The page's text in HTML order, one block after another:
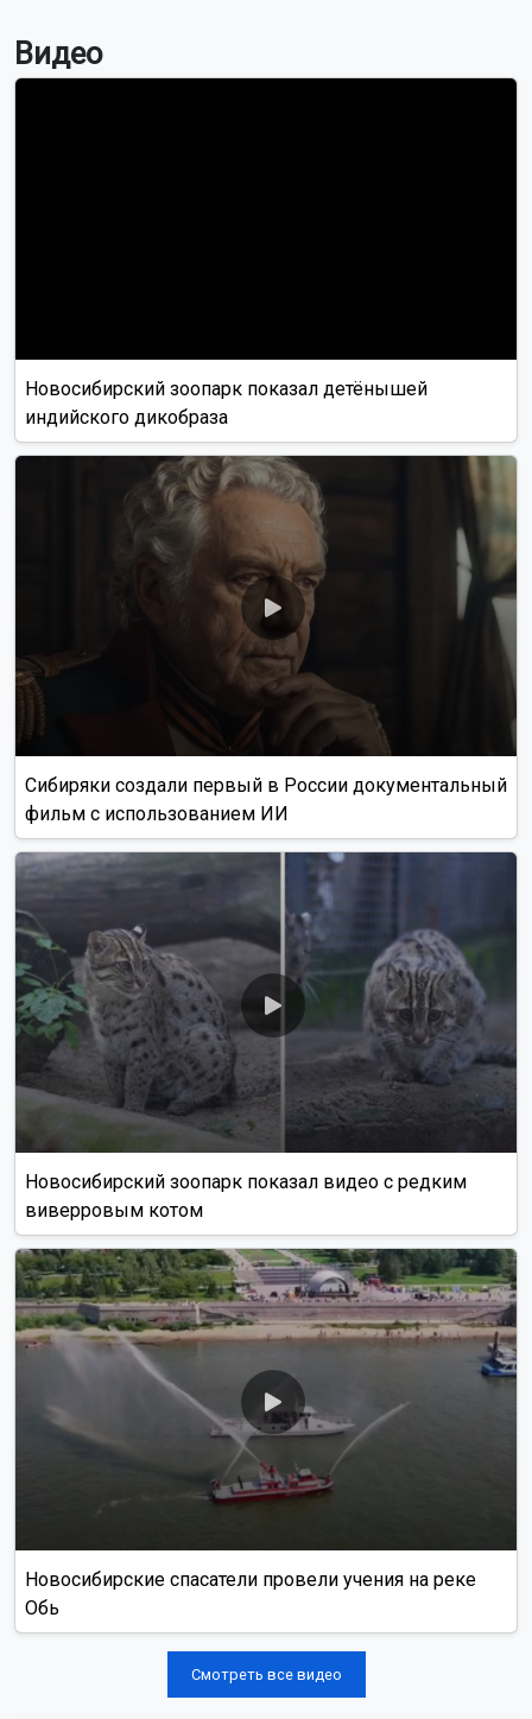
Видео
Новосибирский зоопарк показал детёнышей
индийского дикобраза
Сибиряки создали первый в России документальный
фильм с использованием ИИ
Новосибирский зоопарк показал видео с редким
виверровым котом
Новосибирские спасатели провели учения на реке
Обь
Смотреть все видео